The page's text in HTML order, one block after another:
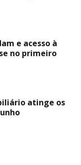
e acesso à
no primeiro
atinge os